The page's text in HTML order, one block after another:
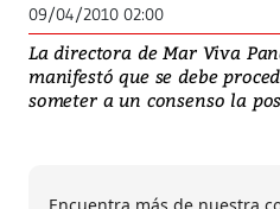
09/04/2010 02:00
La directora de Mar Viva
manifestó que se debe
someter a un consenso la